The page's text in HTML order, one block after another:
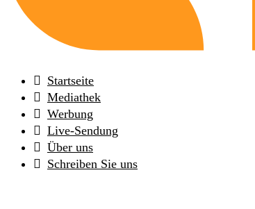
Startseite
Mediathek
Werbung
Live-Sendung
Über uns
Schreiben Sie uns